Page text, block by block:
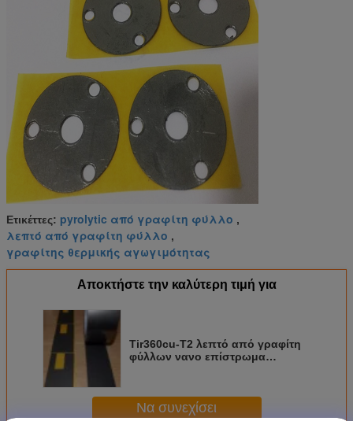
Ετικέττες: pyrolytic από γραφίτη φύλλο ,
λεπτό από γραφίτη φύλλο ,
γραφίτης θερμικής αγωγιμότητας
Αποκτήστε την καλύτερη τιμή για
Tir360cu-T2 λεπτό από γραφίτη
φύλλων νανο επίστρωμα
Να συνεχίσει